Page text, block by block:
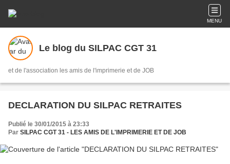
MENU
Le blog du SILPAC CGT 31
et de l'association les amis de l'imprimerie et de JOB
DECLARATION DU SILPAC RETRAITES
Publié le 30/01/2015 à 23:33
Par SILPAC CGT 31 - LES AMIS DE L'IMPRIMERIE ET DE JOB